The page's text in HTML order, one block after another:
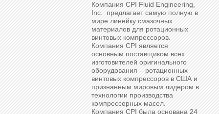
Компания CPI Fluid Engineering,
Inc. предлагает самую полную в
мире линейку смазочных
материалов для ротационных
винтовых компрессоров.
Компания CPI является
основным поставщиком всех
изготовителей оригинального
оборудования – ротационных
винтовых компрессоров в США и
признанным мировым лидером в
технологии производства
компрессорных масел.
Компания CPI была основана 24